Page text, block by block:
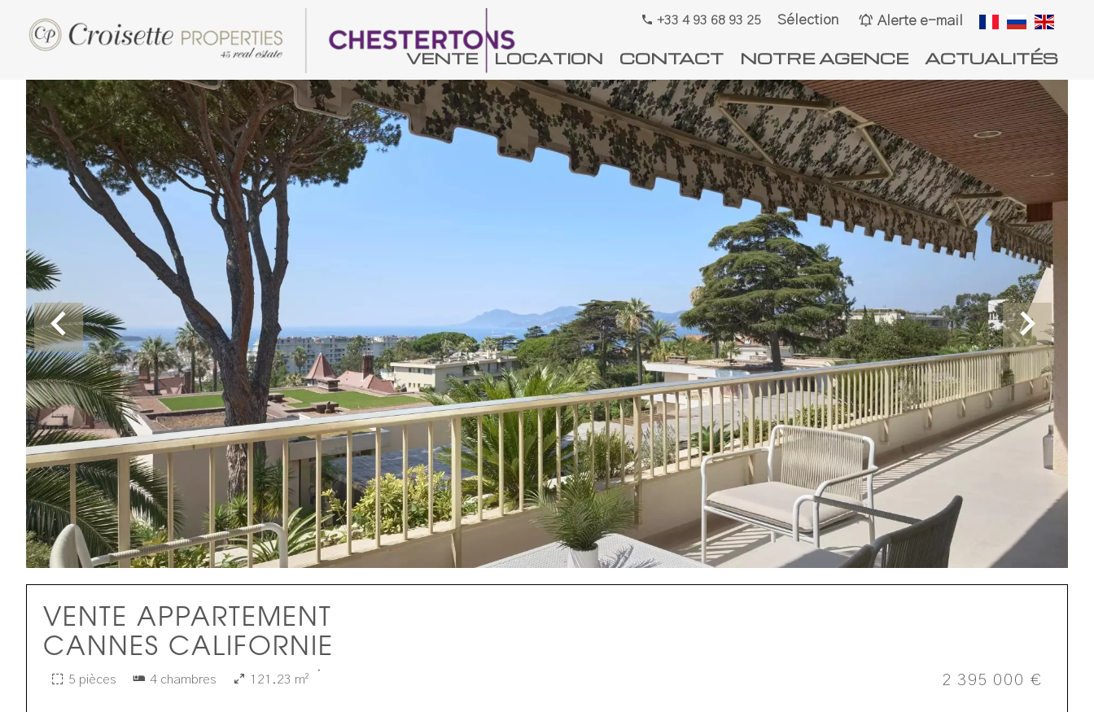
+33 4 93 68 93 25 Sélection Alerte e-mail
VENTE LOCATION CONTACT NOTRE AGENCE ACTUALITÉS
VENTE APPARTEMENT
CANNES CALIFORNIE
5 pièces 4 chambres 121.23 m² 2 395 000 €
·